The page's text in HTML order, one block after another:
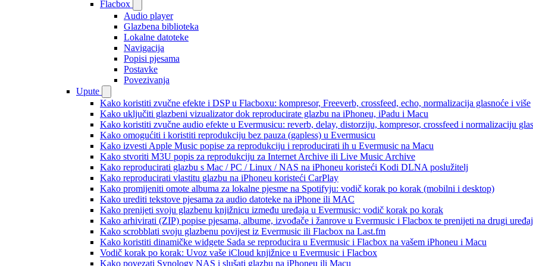
Flacbox
Audio player
Glazbena biblioteka
Lokalne datoteke
Navigacija
Popisi pjesama
Postavke
Povezivanja
Upute
Kako koristiti zvučne efekte i DSP u Flacboxu: kompresor, Freeverb, crossfeed, echo, normalizacija glasnoće i više
Kako uključiti glazbeni vizualizator dok reproducirate glazbu na iPhoneu, iPadu i Macu
Kako koristiti zvučne audio efekte u Evermusicu: reverb, delay, distorziju, kompresor, crossfeed i normalizaciju
Kako omogućiti i koristiti reprodukciju bez pauza (gapless) u Evermusicu
Kako izvesti Apple Music popise za reprodukciju i reproducirati ih u Evermusic na Macu
Kako stvoriti M3U popis za reprodukciju za Internet Archive ili Live Music Archive
Kako reproducirati glazbu s Mac / PC / Linux / NAS na iPhoneu koristeći Kodi DLNA poslužitelj
Kako reproducirati vlastitu glazbu na iPhoneu koristeći CarPlay
Kako promijeniti omote albuma za lokalne pjesme na Spotifyju: vodič korak po korak (mobilni i desktop)
Kako urediti tekstove pjesama za audio datoteke na iPhone ili MAC
Kako prenijeti svoju glazbenu knjižnicu između uređaja u Evermusic: vodič korak po korak
Kako arhivirati (ZIP) popise pjesama, albume, izvođače i žanrove u Evermusic i Flacbox te prenijeti na drugi uređaj
Kako scrobblati svoju glazbenu povijest iz Evermusic ili Flacbox na Last.fm
Kako koristiti dinamičke widgete Sada se reproducira u Evermusic i Flacbox na vašem iPhoneu i Macu
Vodič korak po korak: Uvoz vaše iCloud knjižnice u Evermusic i Flacbox
Kako povezati Synology NAS i slušati glazbu na iPhoneu ili Macu